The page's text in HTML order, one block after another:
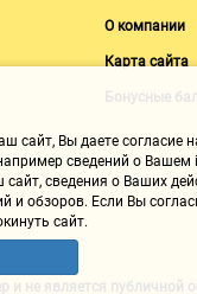
О компании
Карта сайта
Бонусные
и не является публичной
cайт, Вы даете согласие
сведений о Вашем
сведения о Ваших
и обзоров. Если Вы
сайт.